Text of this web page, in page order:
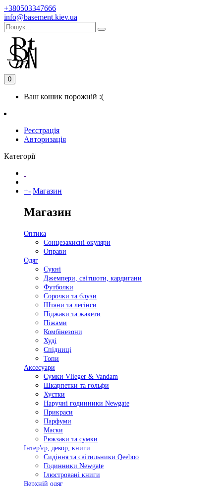
+380503347666
info@basement.kiev.ua
0
Ваш кошик порожній :(
Реєстрація
Авторизація
Категорії
+- Магазин
Магазин
Оптика
Сонцезахисні окуляри
Оправи
Одяг
Сукні
Джемпери, світшоти, кардигани
Футболки
Сорочки та блузи
Штани та легінси
Піджаки та жакети
Піжами
Комбінезони
Худі
Спідниці
Топи
Аксесуари
Сумки Vlieger & Vandam
Шкарпетки та гольфи
Хустки
Наручні годинники Newgate
Прикраси
Парфуми
Маски
Рюкзаки та сумки
Інтер'єр, декор, книги
Сидіння та світильники Qeeboo
Годинники Newgate
Ілюстровані книги
Верхній одяг